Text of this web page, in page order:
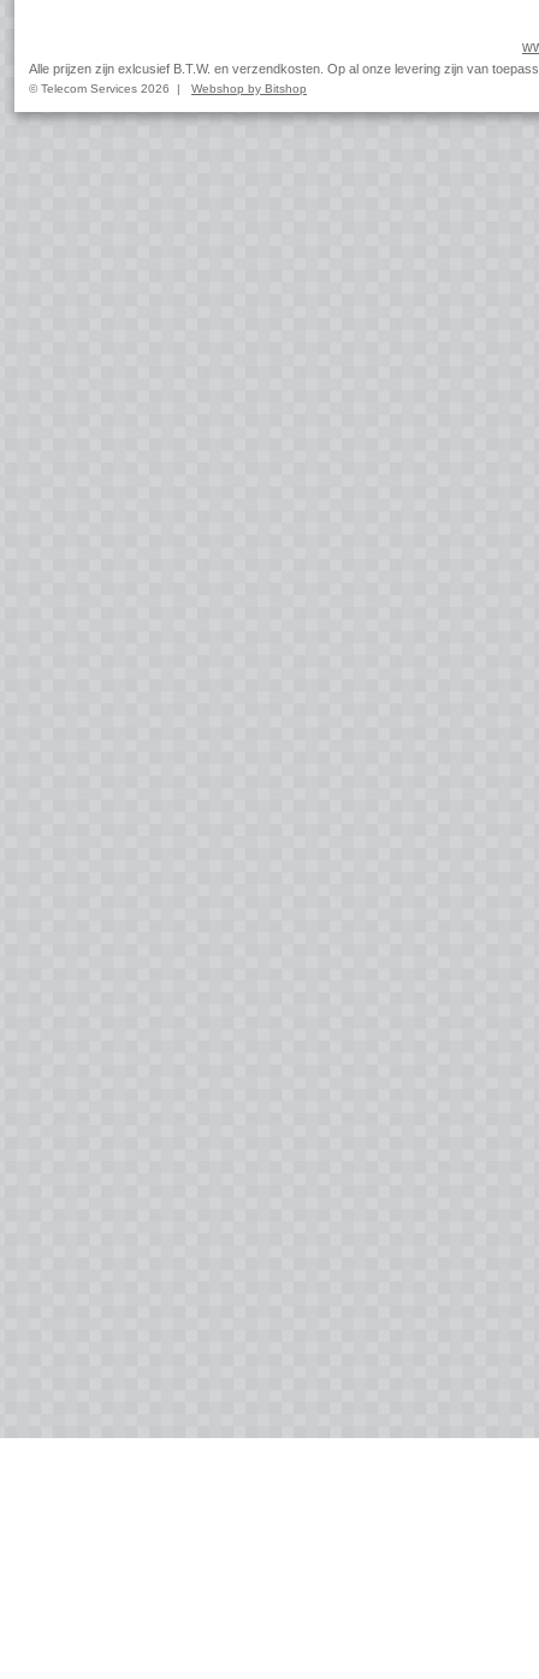
Alle prijzen zijn exlcusief B.T.W. en verzendkosten. Op al onze levering zijn van
© Telecom Services 2026 | Webshop by Bitshop